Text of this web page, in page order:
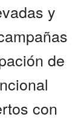
y
de
con